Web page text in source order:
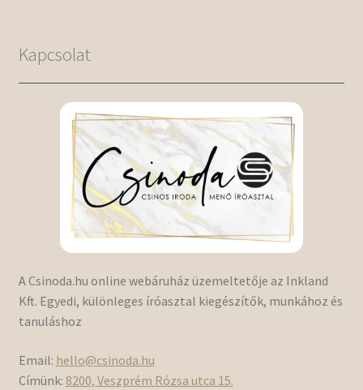
Kapcsolat
A Csinoda.hu online webáruház üzemeltetője az Inkland
Kft. Egyedi, különleges íróasztal kiegészítők, munkához és
tanuláshoz
Email: hello@csinoda.hu
Címünk: 8200, Veszprém Rózsa utca 15.